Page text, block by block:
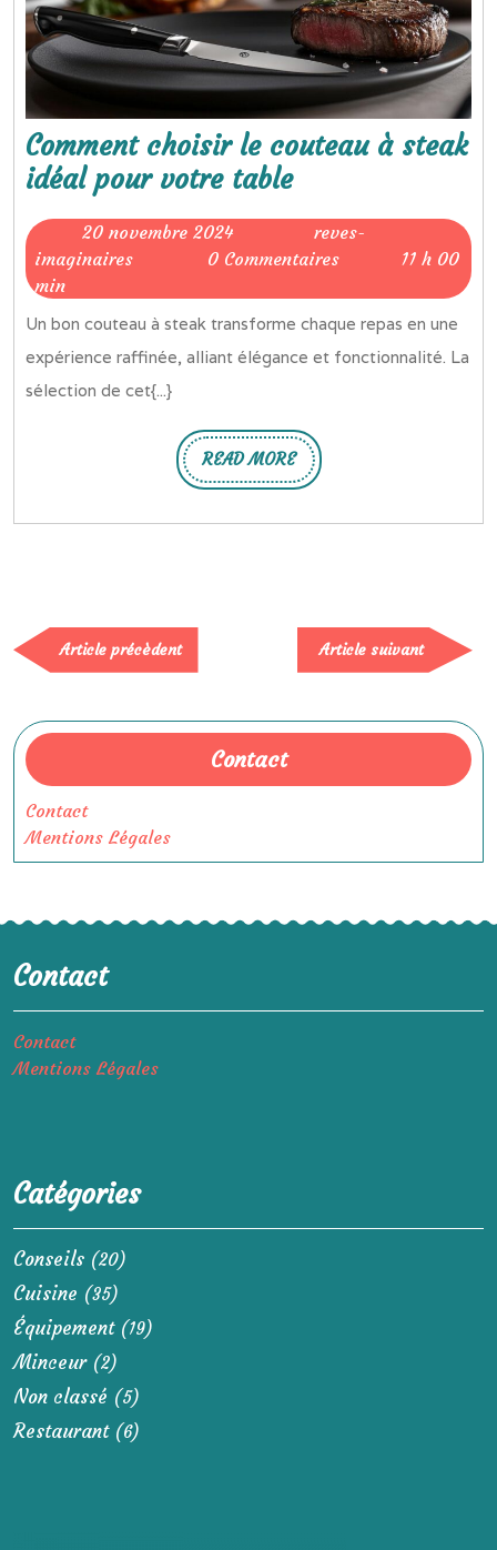
Comment choisir le couteau à steak
idéal pour votre tableComment
choisir
le
couteau
à
steak
votre
table
20 novembre 2024
novembre
reves-
imaginairesreves-
0 Commentaires
11 h 00
min
Un bon couteau à steak transforme chaque repas en une
expérience raffinée, alliant élégance et fonctionnalité. La
sélection de cet{...}
READ MORE
READ
MORE
Article précèdentArticle
précèdent
Article suivant
Article
Contact
Contact
Mentions Légales
Contact
Contact
Mentions Légales
Catégories
Conseils (20)
Cuisine (35)
Équipement(19)
Minceur(2)
Non classé (5)
Restaurant(6)